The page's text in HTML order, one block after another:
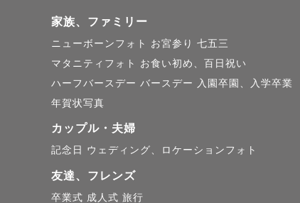
👶ニュ
アート
生まれ
その新
私自身
かり寄
今しか
家族、ファミリー
ニューボーンフォト お宮参り 七五三
マタニティフォト
お食い初め、百日祝い
ハーフバースデー バースデー
入園卒園、入学卒業
年賀状写真
カップル・夫婦
記念日 ウェディング、ロケーションフォト
友達、フレンズ
卒業式 成人式 旅行